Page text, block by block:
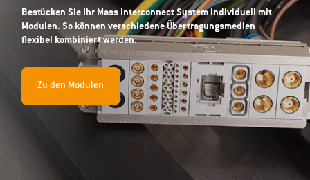
Bestücken Sie Ihr Mass Interconnect System individuell mit
Modulen. So können verschiedene Übertragungsmedien
flexibel kombiniert werden.
Zu den Modulen